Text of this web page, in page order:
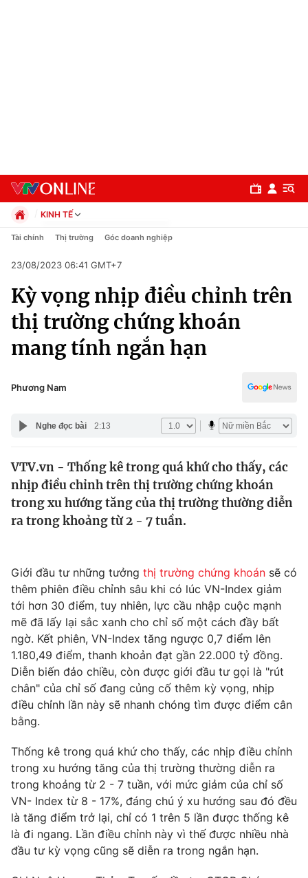
Chuyên mục
Chính trị
Xã hội
Pháp luật
Y tế
Thế giới
Tin tức
Thế giới đó đây
Kinh tế
Thị trường
Góc doanh nghiệp
Truyền hình
Phim VTV
Hậu trường
Nhân vật
Khán giả
Giải sao mai
Giải trí
Điện ảnh
Âm nhạc
Sao
Đời sống
Du lịch
Làm đẹp
Chất lượng cuộc sống
Giáo dục
Học trực tuyến
Công nghệ
Hitech Công nghệ tương lai
Sản phẩm
Thị trường
Giao lưu trực tuyến
Lịch phát sóng
KINH TẾ
Chính trị
Pháp luật
Kinh tế
Thể thao
Truyền hình
Văn hóa - Giải trí
Y tế
Tài chính Thị trường Góc doanh nghiệp
23/08/2023 06:41 GMT+7
Kỳ vọng nhịp điều chỉnh trên
thị trường chứng khoán
mang tính ngắn hạn
Phương Nam
Nghe đọc bài 2:13
VTV.vn - Thống kê trong quá khứ cho thấy, các
nhịp điều chỉnh trên thị trường chứng khoán
trong xu hướng tăng của thị trường thường diễn
ra trong khoảng từ 2 - 7 tuần.
Giới đầu tư những tưởng thị trường chứng khoán sẽ có
thêm phiên điều chỉnh sâu khi có lúc VN-Index giảm
tới hơn 30 điểm, tuy nhiên, lực cầu nhập cuộc mạnh
mẽ đã lấy lại sắc xanh cho chỉ số một cách đầy bất
ngờ. Kết phiên, VN-Index tăng ngược 0,7 điểm lên
1.180,49 điểm, thanh khoản đạt gần 22.000 tỷ đồng.
Diễn biến đảo chiều, còn được giới đầu tư gọi là "rút
chân" của chỉ số đang củng cố thêm kỳ vọng, nhịp
điều chỉnh lần này sẽ nhanh chóng tìm được điểm cân
bằng.
Thống kê trong quá khứ cho thấy, các nhịp điều chỉnh
trong xu hướng tăng của thị trường thường diễn ra
trong khoảng từ 2 - 7 tuần, với mức giảm của chỉ số
VN- Index từ 8 - 17%, đáng chú ý xu hướng sau đó đều
là tăng điểm trở lại, chỉ có 1 trên 5 lần được thống kê
là đi ngang. Lần điều chỉnh này vì thế được nhiều nhà
đầu tư kỳ vọng cũng sẽ diễn ra trong ngắn hạn.